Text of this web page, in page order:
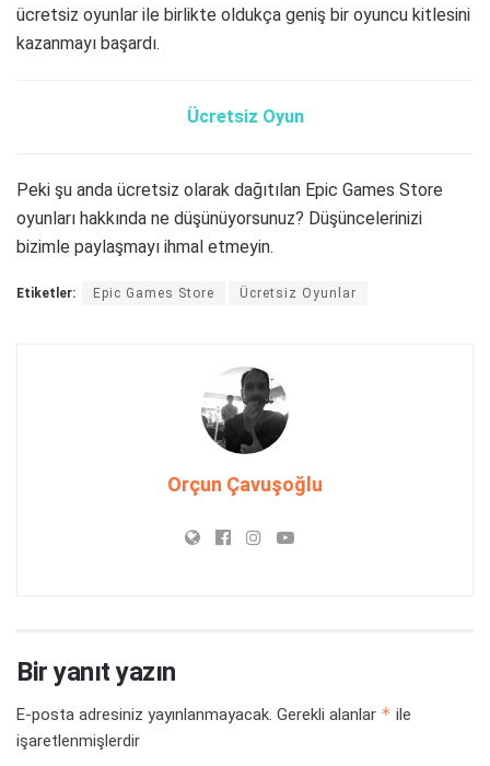
ücretsiz oyunlar ile birlikte oldukça geniş bir oyuncu kitlesini
kazanmayı başardı.
Ücretsiz Oyun
Peki şu anda ücretsiz olarak dağıtılan Epic Games Store
oyunları hakkında ne düşünüyorsunuz? Düşüncelerinizi
bizimle paylaşmayı ihmal etmeyin.
Etiketler: Epic Games Store Ücretsiz Oyunlar
Orçun Çavuşoğlu
Bir yanıt yazın
E-posta adresiniz yayınlanmayacak. Gerekli alanlar * ile
işaretlenmişlerdir